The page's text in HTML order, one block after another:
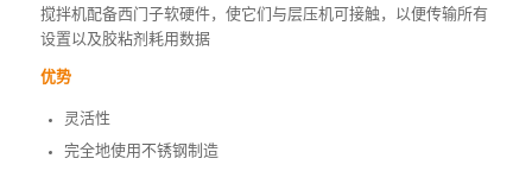
搅拌机配备西门子软硬件，使它们与层压机可接触，以便传输所有
设置以及胶粘剂耗用数据
优势
灵活性
完全地使用不锈钢制造